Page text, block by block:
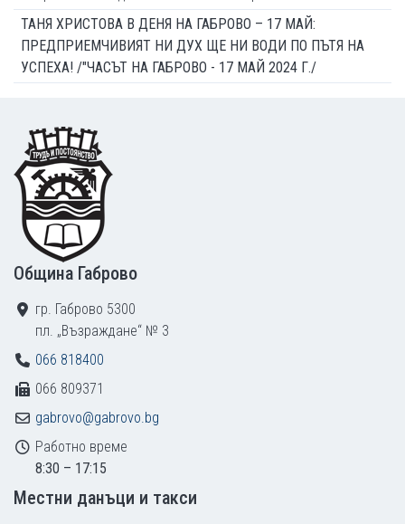
ТАНЯ ХРИСТОВА В ДЕНЯ НА ГАБРОВО – 17 МАЙ:
ПРЕДПРИЕМЧИВИЯТ НИ ДУХ ЩЕ НИ ВОДИ ПО ПЪТЯ НА
УСПЕХА! /"ЧАСЪТ НА ГАБРОВО - 17 МАЙ 2024 Г./
Footer
Община Габрово
гр. Габрово 5300
пл. „Възраждане“ № 3
066 818400
066 809371
gabrovo@gabrovo.bg
Работно време
8:30 – 17:15
Местни данъци и такси